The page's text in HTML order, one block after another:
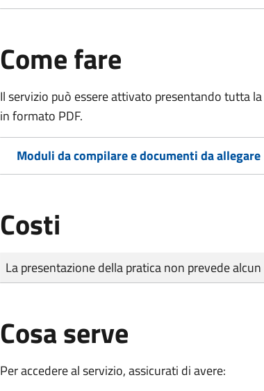
Come fare
Il servizio può essere attivato presentando tutta
in formato PDF.
Moduli da compilare e documenti da allegare
Costi
Tipo di pagamento
Importo
La presentazione della pratica non prevede
Cosa serve
Per accedere al servizio, assicurati di avere: